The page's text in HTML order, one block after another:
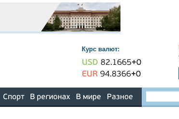
Курс валют:
USD 82.1665+0
EUR 94.8366+0
Спорт В регионах В мире Разное